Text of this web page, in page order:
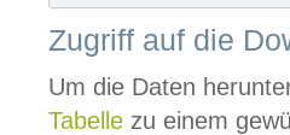
Zugriff auf die
Um die Daten
Tabelle zu einem